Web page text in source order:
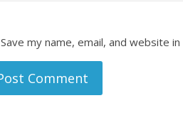
Save my name, email, and website